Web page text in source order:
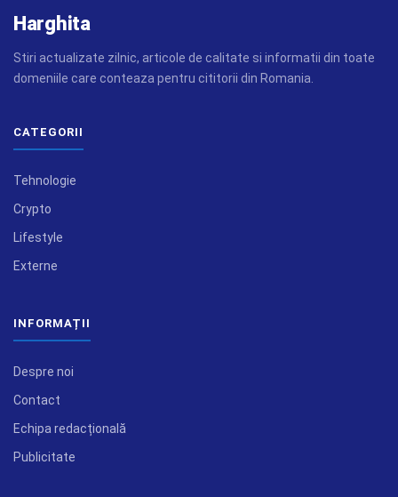
Harghita
Stiri actualizate zilnic, articole de calitate si informatii din toate
domeniile care conteaza pentru cititorii din Romania.
CATEGORII
Tehnologie
Crypto
Lifestyle
Externe
INFORMAȚII
Despre noi
Contact
Echipa redacțională
Publicitate